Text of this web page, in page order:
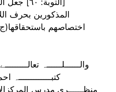
المذكورين بحرف
والــــــلــــــہ
کتبـــــــــــــہ
منظــــــری مدرس